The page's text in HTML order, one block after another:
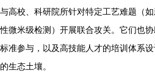
与高校、科研院所针对特定工艺难题（
性微米级检测）开展联合攻关。它们也
标准参与，以及高技能人才的培训体系
的生态土壤。